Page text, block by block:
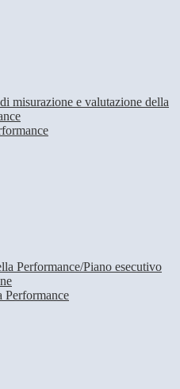
misurazione e valutazione della
Performance/Piano esecutivo
Performance